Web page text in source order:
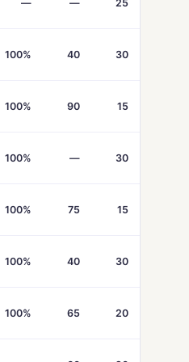
— — 25
100% 40 30
100% 90 15
100% — 30
100% 75 15
100% 40 30
100% 65 20